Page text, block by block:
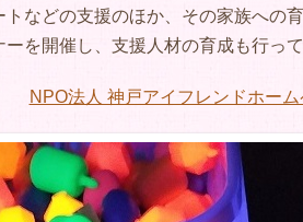
などの支援のほか、その家族への
を開催し、支援人材の育成も行って
NPO法人 神戸アイフレンドホー